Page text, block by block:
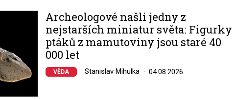
Archeologové našli jedny z
nejstarších miniatur světa: Figurky
ptáků z mamutoviny jsou staré 40
000 let
VĚDA Stanislav Mihulka 04.08.2026